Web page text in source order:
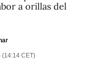
a orillas del
CET)